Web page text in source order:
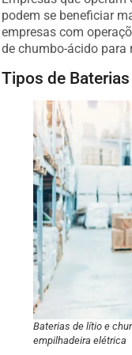
podem se beneficiar
empresas com
de chumbo-ácido para
Tipos de
Baterias de lítio e
empilhadeira elétrica